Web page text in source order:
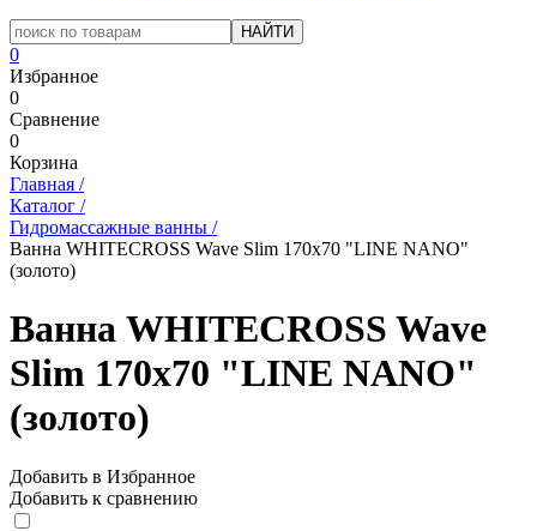
0
Избранное
0
Сравнение
0
Корзина
Главная /
Каталог /
Гидромассажные ванны /
Ванна WHITECROSS Wave Slim 170x70 "LINE NANO"
(золото)
Ванна WHITECROSS Wave
Slim 170x70 "LINE NANO"
(золото)
Добавить в Избранное
Добавить к сравнению